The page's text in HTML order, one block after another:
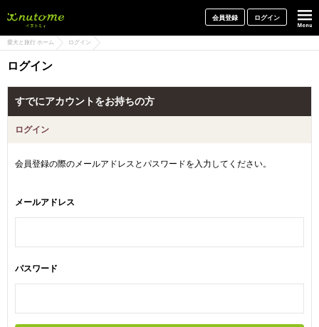
会員登録 ログイン
愛犬と旅行 ホーム ログイン
ログイン
すでにアカウントをお持ちの方
ログイン
会員登録の際のメールアドレスとパスワードを入力してください。
メールアドレス
パスワード